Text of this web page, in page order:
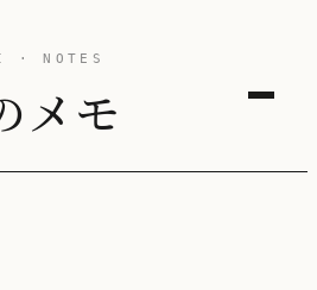
· NOTES
メモ